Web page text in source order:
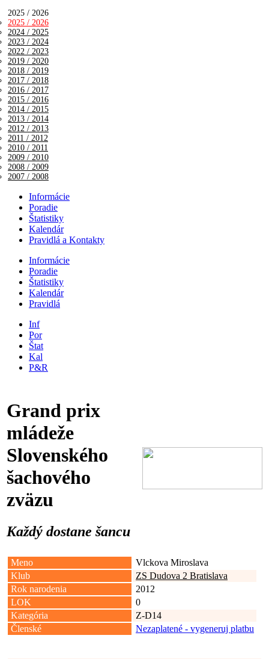
2025 / 2026
2025 / 2026
2024 / 2025
2023 / 2024
2022 / 2023
2019 / 2020
2018 / 2019
2017 / 2018
2016 / 2017
2015 / 2016
2014 / 2015
2013 / 2014
2012 / 2013
2011 / 2012
2010 / 2011
2009 / 2010
2008 / 2009
2007 / 2008
Informácie
Poradie
Štatistiky
Kalendár
Pravidlá a Kontakty
Informácie
Poradie
Štatistiky
Kalendár
Pravidlá
Inf
Por
Štat
Kal
P&R
Grand prix
mládeže
Slovenského
šachového
zväzu
Každý dostane šancu
Meno
Vlckova Miroslava
Klub
ZS Dudova 2 Bratislava
Rok narodenia
2012
LOK
0
Kategória
Z-D14
Členské
Nezaplatené - vygeneruj platbu